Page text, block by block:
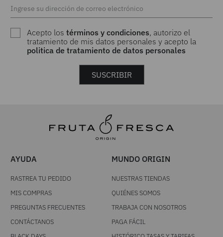
Acepto lostérminos y condiciones, autorizo el
tratamiento de mis datos personales y acepto la
politica de tratamiento de datos personales
SUSCRIBIR
AYUDA
RASTREA TU PEDIDO
MIS COMPRAS
PREGUNTAS FRECUENTES
CONTÁCTANOS
MUNDO ORIGIN
NUESTRAS TIENDAS
QUIÉNES SOMOS
TRABAJA CON NOSOTROS
PAGA FÁCIL